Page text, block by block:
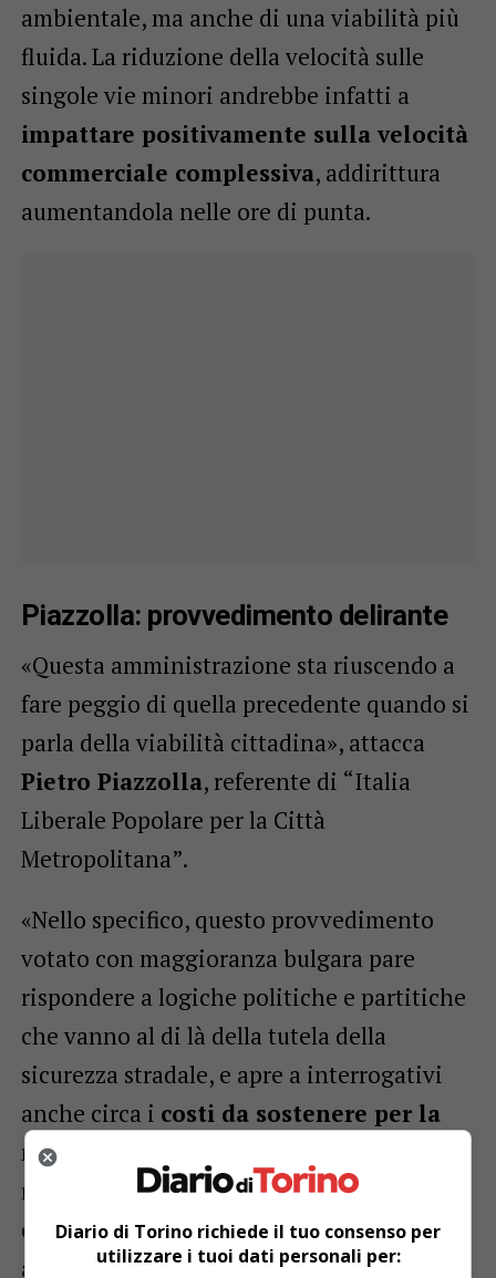
ambientale, ma anche di una viabilità più
fluida. La riduzione della velocità sulle
singole vie minori andrebbe infatti a
impattare positivamente sulla velocità
commerciale complessiva, addirittura
aumentandola nelle ore di punta.
Piazzolla: provvedimento delirante
«Questa amministrazione sta riuscendo a
fare peggio di quella precedente quando si
parla della viabilità cittadina», attacca
Pietro Piazzolla, referente di “Italia
Liberale Popolare per la Città
Metropolitana”.
«Nello specifico, questo provvedimento
votato con maggioranza bulgara pare
rispondere a logiche politiche e partitiche
che vanno al di là della tutela della
sicurezza stradale, e apre a interrogativi
anche circa i costi da sostenere per la
nuova segnaletica
reale capacità di controllo e repressione
che le forze di polizia potranno mettere in
atto», continua Piazzolla.
Diario di Torino richiede il tuo consenso per
utilizzare i tuoi dati personali per: